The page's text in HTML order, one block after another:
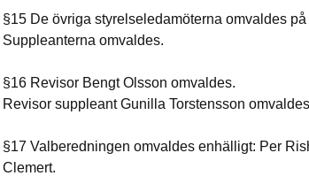
§15 De övriga styrelseledamöterna omvaldes på
Suppleanterna omvaldes.
§16 Revisor Bengt Olsson omvaldes.
Revisor suppleant Gunilla Torstensson
§17 Valberedningen omvaldes enhälligt: Per
Clemert.